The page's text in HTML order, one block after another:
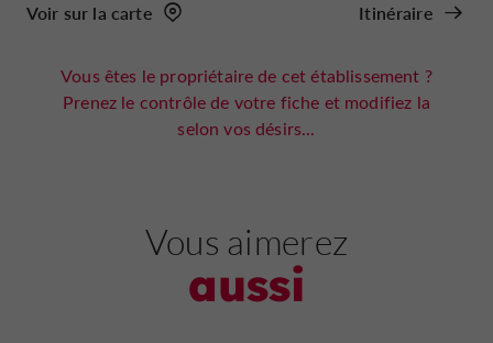
Voir sur la carte Itinéraire
Vous êtes le propriétaire de cet établissement ?
Prenez le contrôle de votre fiche et modifiez la
selon vos désirs...
Vous aimerez
aussi